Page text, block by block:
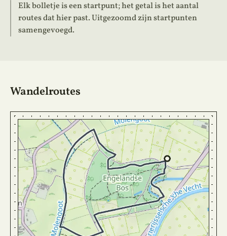
Elk bolletje is een startpunt; het getal is het aantal
routes dat hier past. Uitgezoomd zijn startpunten
samengevoegd.
Wandelroutes